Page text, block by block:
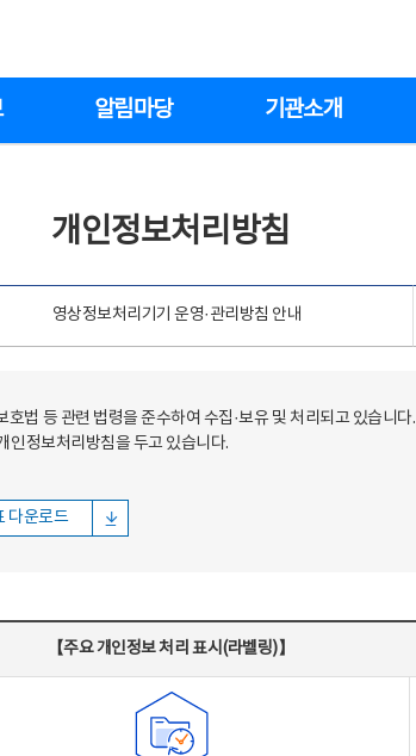
알림마당 기관소개
개인정보처리방침
영상정보처리기기 운영·관리방침 안내
법 등 관련 법령을 준수하여 수집·보유 및 처리되고 있습니다.
인정보처리방침을 두고 있습니다.
다운로드
【주요 개인정보 처리 표시(라벨링)】